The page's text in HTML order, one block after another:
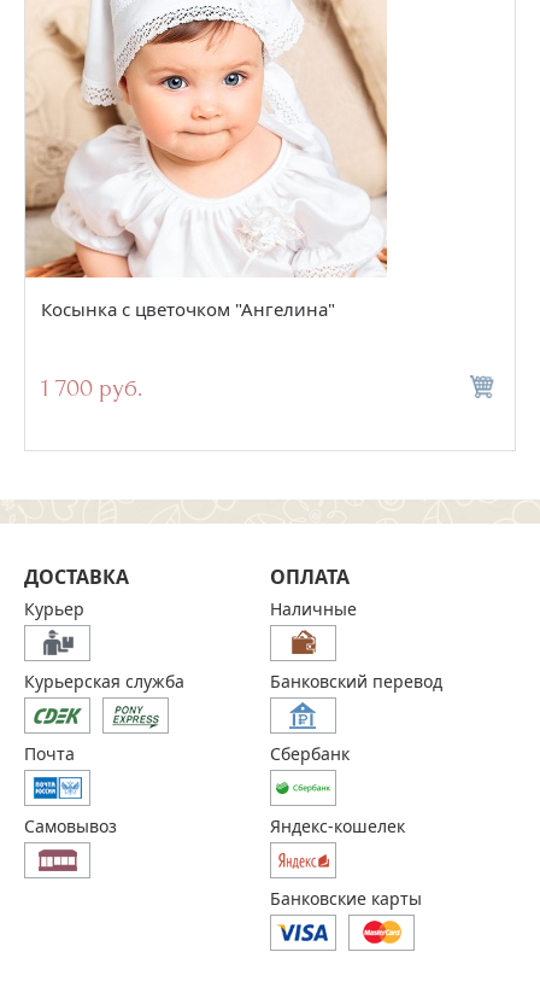
Косынка с цветочком "Ангелина"
1 700 руб.
ДОСТАВКА
Курьер
Курьерская служба
Почта
Самовывоз
ОПЛАТА
Наличные
Банковский перевод
Сбербанк
Яндекс-кошелек
Банковские карты